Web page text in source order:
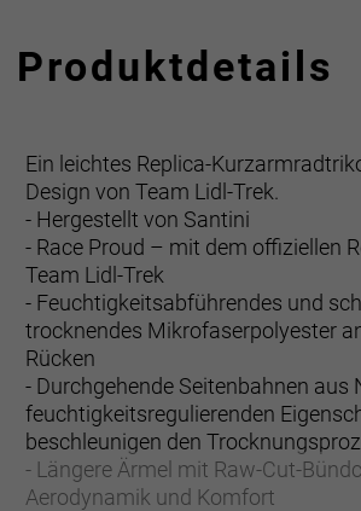
Produktdetails
Ein leichtes Replica-
Design von Team Lidl-Trek.
- Hergestellt von Santini
- Race Proud – mit dem offiziellen
Team Lidl-Trek
- Feuchtigkeitsabführendes und
trocknendes Mikrofaserpolyester
Rücken
- Durchgehende Seitenbahnen aus
feuchtigkeitsregulierenden
beschleunigen den
- Längere Ärmel mit Raw-Cut-
Aerodynamik und Komfort